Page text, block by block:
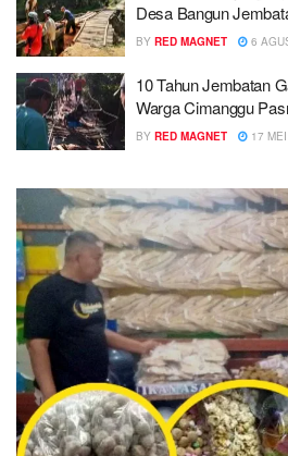
Desa Bangun
BY RED MAGNET 6
10 Tahun Jembatan
Warga Cimanggu
BY RED MAGNET 17